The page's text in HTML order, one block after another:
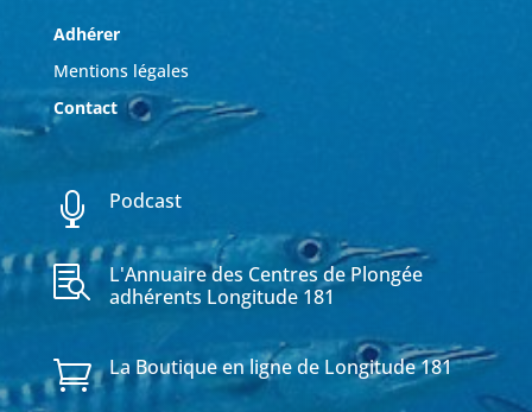
Adhérer
Mentions légales
Contact
 Podcast

L'Annuaire des Centres de Plongée
adhérents Longitude 181
 La Boutique en ligne de Longitude 181